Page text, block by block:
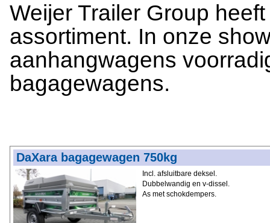
Weijer Trailer Group
assortiment. In onze
aanhangwagens
bagagewagens.
DaXara bagagewagen 750kg
Incl. afsluitbare deksel.
Dubbelwandig en v-dissel.
As met schokdempers.